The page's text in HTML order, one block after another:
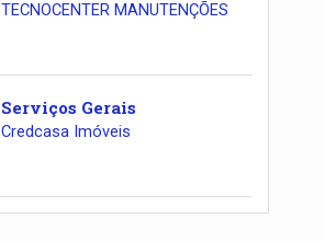
TECNOCENTER MANUTENÇÕES
Serviços Gerais
Credcasa Imóveis